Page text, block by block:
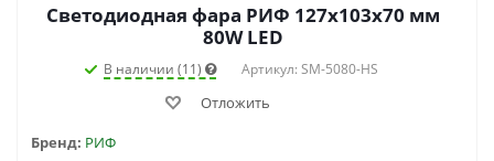
Светодиодная фара РИФ 127х103х70 мм
80W LED
В наличии (11) Артикул: SM-5080-HS
Отложить
Бренд: РИФ